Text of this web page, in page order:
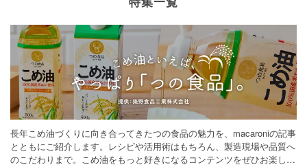
長年こめ油づくりに向き合ってきたつの食品の魅力を、macaroniの記事
とともにご紹介します。レシピや活用術はもちろん、製造現場や品質へ
のこだわりまで。こめ油をもっと好きになるコンテンツをぜひお楽しみ